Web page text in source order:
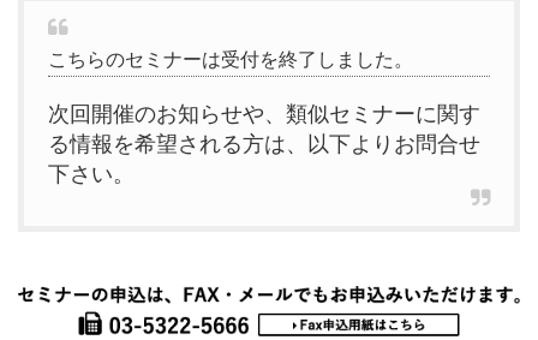
こちらのセミナーは受付を終了しました。
次回開催のお知らせや、類似セミナーに関す
る情報を希望される方は、以下よりお問合せ
下さい。